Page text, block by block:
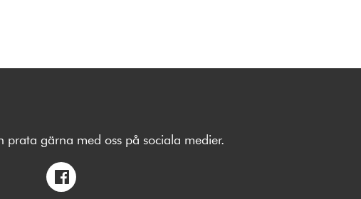
gärna med oss på sociala medier.